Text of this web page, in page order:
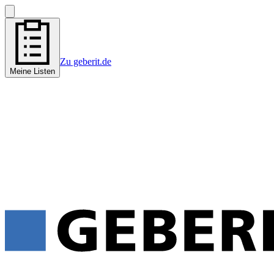
Meine Listen
Zu geberit.de